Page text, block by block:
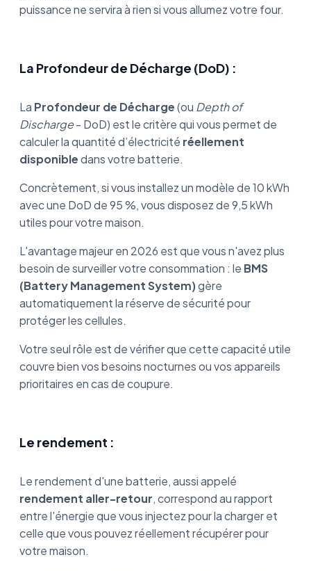
puissance ne servira à rien si vous allumez votre four.
La Profondeur de Décharge (DoD) :
La Profondeur de Décharge(ou Depth of
Discharge- DoD) est le critère qui vous permet de
calculer la quantité d’électricité réellement
disponibledans votre batterie.
Concrètement, si vous installez un modèle de 10 kWh
avec une DoD de 95 %, vous disposez de 9,5 kWh
utiles pour votre maison.
L'avantage majeur en 2026 est que vous n'avez plus
besoin de surveiller votre consommation : le BMS
(Battery Management System)gère
automatiquement la réserve de sécurité pour
protéger les cellules.
Votre seul rôle est de vérifier que cette capacité utile
couvre bien vos besoins nocturnes ou vos appareils
prioritaires en cas de coupure.
Le rendement :
Le rendement d'une batterie, aussi appelé
rendement aller-retour, correspond au rapport
entre l'énergie que vous injectez pour la charger et
celle que vous pouvez réellement récupérer pour
votre maison.